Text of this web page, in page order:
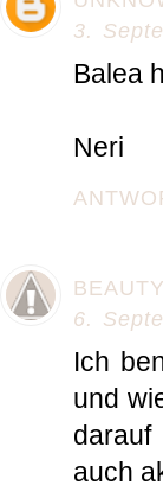
3.
Balea
Neri
6.
Ich
und
auch